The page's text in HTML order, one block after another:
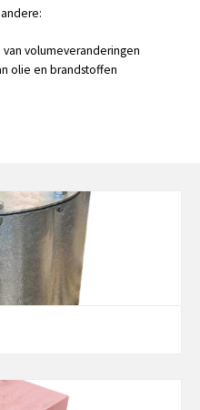
volumeveranderingen
olie en brandstoffen